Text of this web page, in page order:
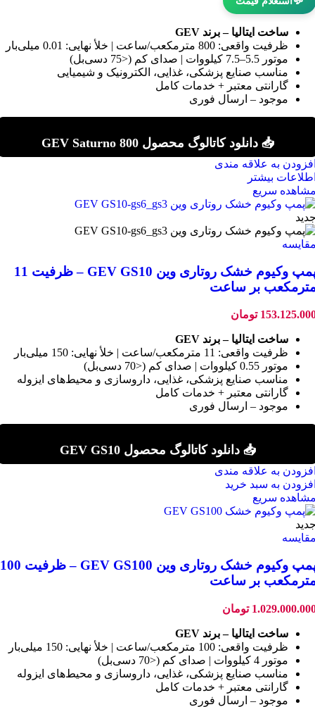
ساخت ایتالیا – برند GEV
ظرفیت واقعی: 800 مترمکعب/ساعت | خلأ نهایی: 0.01 میلی‌بار
موتور 5.5–7.5 کیلووات | صدای کم (<75 دسی‌بل)
مناسب صنایع پزشکی، غذایی، الکترونیک و شیمیایی
گارانتی معتبر + خدمات کامل
موجود – ارسال فوری
📥 دانلود کاتالوگ محصول GEV Saturno 800
به علاقه مندی
بیشتر
سریع
پمپ وکیوم خشک روتاری وین GEV GS10 – ظرفیت 11
بر ساعت
تومان
ساخت ایتالیا – برند GEV
ظرفیت واقعی: 11 مترمکعب/ساعت | خلأ نهایی: 150 میلی‌بار
موتور 0.55 کیلووات | صدای کم (<70 دسی‌بل)
مناسب صنایع پزشکی، غذایی، داروسازی و محیط‌های ایزوله
گارانتی معتبر + خدمات کامل
موجود – ارسال فوری
📥 دانلود کاتالوگ محصول GEV GS10
به علاقه مندی
به سبد خرید
سریع
پمپ وکیوم خشک روتاری وین GEV GS100 – ظرفیت 100
بر ساعت
تومان
ساخت ایتالیا – برند GEV
ظرفیت واقعی: 100 مترمکعب/ساعت | خلأ نهایی: 150 میلی‌بار
موتور 4 کیلووات | صدای کم (<70 دسی‌بل)
مناسب صنایع پزشکی، غذایی، داروسازی و محیط‌های ایزوله
گارانتی معتبر + خدمات کامل
موجود – ارسال فوری